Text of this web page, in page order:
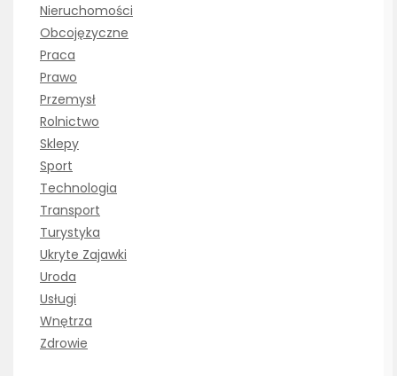
Nieruchomości
Obcojęzyczne
Praca
Prawo
Przemysł
Rolnictwo
Sklepy
Sport
Technologia
Transport
Turystyka
Ukryte Zajawki
Uroda
Usługi
Wnętrza
Zdrowie